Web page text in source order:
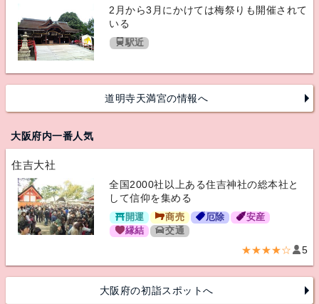
2月から3月にかけては梅祭りも開催されて
いる
駅近
道明寺天満宮の情報へ
大阪府内一番人気
住吉大社
全国2000社以上ある住吉神社の総本社と
して信仰を集める
開運 商売 厄除
安産
縁結
交通
★★★★☆ 5
大阪府の初詣スポットへ